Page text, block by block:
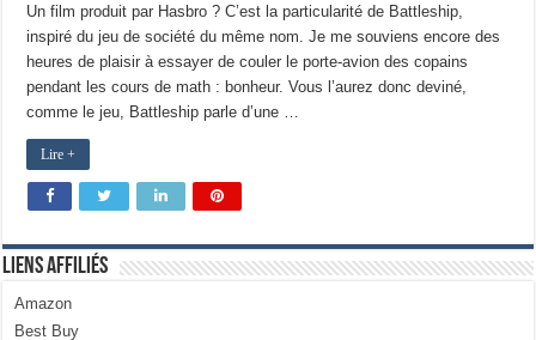
Un film produit par Hasbro ? C’est la particularité de Battleship,
inspiré du jeu de société du même nom. Je me souviens encore des
heures de plaisir à essayer de couler le porte-avion des copains
pendant les cours de math : bonheur. Vous l’aurez donc deviné,
comme le jeu, Battleship parle d’une …
Lire +
Liens Affiliés
Amazon
Best Buy